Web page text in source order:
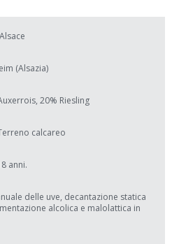
(Alsazia)
20% Riesling
calcareo
anni.
delle uve, decantazione statica
alcolica e malolattica in